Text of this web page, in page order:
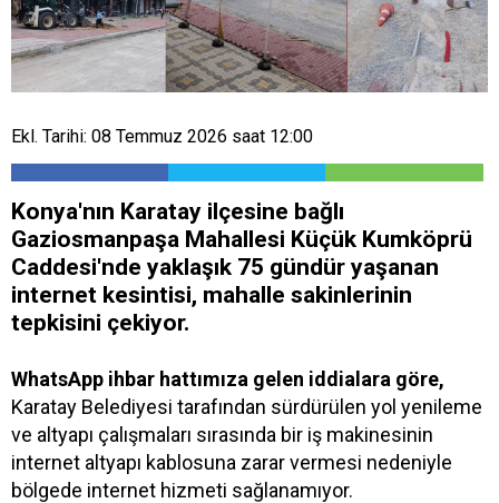
Ekl. Tarihi: 08 Temmuz 2026 saat 12:00
Konya'nın Karatay ilçesine bağlı
Gaziosmanpaşa Mahallesi Küçük Kumköprü
Caddesi'nde yaklaşık 75 gündür yaşanan
internet kesintisi, mahalle sakinlerinin
tepkisini çekiyor.
WhatsApp ihbar hattımıza gelen iddialara göre,
Karatay Belediyesi tarafından sürdürülen yol yenileme
ve altyapı çalışmaları sırasında bir iş makinesinin
internet altyapı kablosuna zarar vermesi nedeniyle
bölgede internet hizmeti sağlanamıyor.